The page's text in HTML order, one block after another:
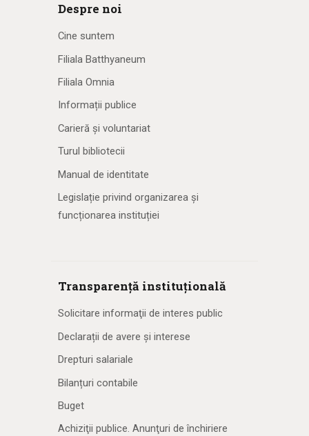
Despre noi
Cine suntem
Filiala Batthyaneum
Filiala Omnia
Informații publice
Carieră și voluntariat
Turul bibliotecii
Manual de identitate
Legislație privind organizarea și
funcționarea instituției
Transparență instituțională
Solicitare informaţii de interes public
Declarații de avere și interese
Drepturi salariale
Bilanțuri contabile
Buget
Achiziţii publice. Anunţuri de închiriere